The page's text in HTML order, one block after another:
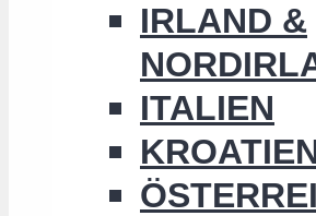
IRLAND &
ITALIEN